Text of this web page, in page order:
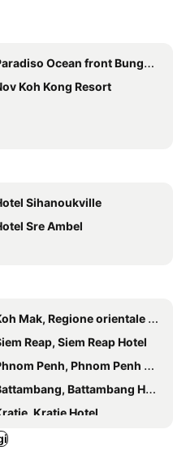
Ocean front Bungalows
Koh Kong Resort
Sihanoukville
Sre Ambel
Mak, Regione orientale Hotel
Reap, Siem Reap Hotel
Penh, Phnom Penh Hotel
Battambang Hotel
Kratie Hotel